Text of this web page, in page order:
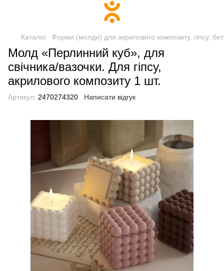
Каталог Форми (молди) для акрилового композиту, гіпсу,
Молд «Перлинний куб», для
свічника/вазочки. Для гіпсу,
акрилового композиту 1 шт.
Артикул: 2470274320 Написати відгук